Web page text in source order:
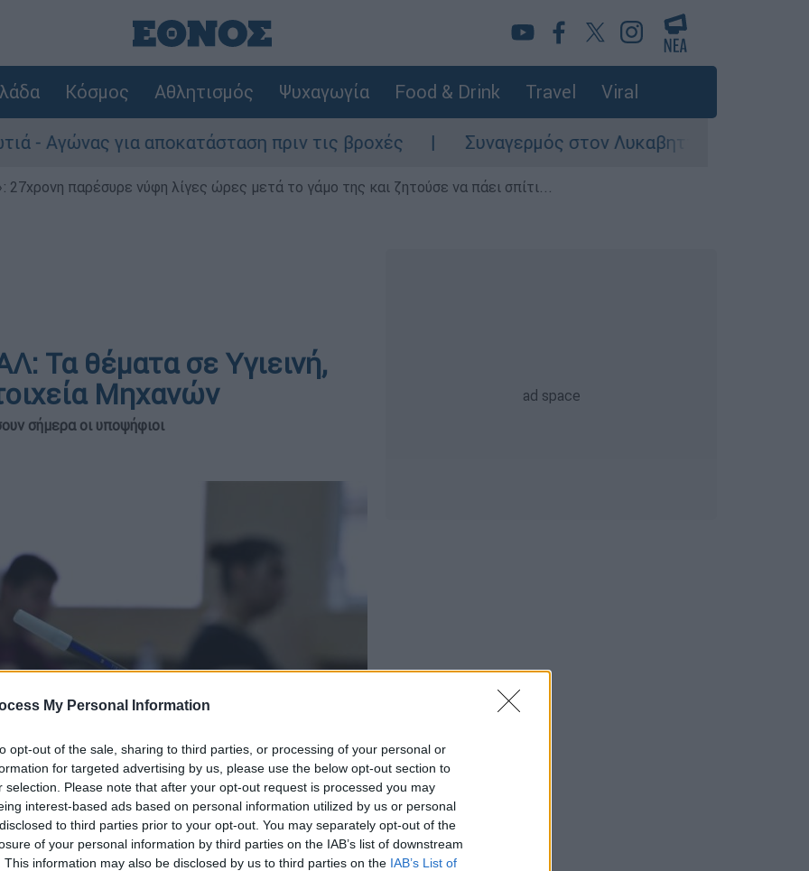
My Personal Information
opt-out of the sale, sharing to third parties, or processing of your personal or
for targeted advertising by us, please use the below opt-out section to
selection. Please note that after your opt-out request is processed you may
interest-based ads based on personal information utilized by us or personal
to third parties prior to your opt-out. You may separately opt-out of the
of your personal information by third parties on the IAB’s list of downstream
This information may also be disclosed by us to third parties on the IAB’s List of
Κόσμος Αθλητισμός Ψυχαγωγία Food & Drink Travel Viral
για αποκατάσταση πριν τις βροχές Συναγερμός στον Λυκαβηττό: Σορός σε
παρέσυρε νύφη λίγες ώρες μετά το γάμο της και ζητούσε να πάει σπίτι...
Τα θέματα σε Υγιεινή,
Μηχανών
σήμερα οι υποψήφιοι